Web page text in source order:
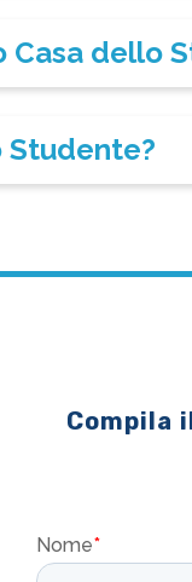
Casa dello
Studente?
Compila